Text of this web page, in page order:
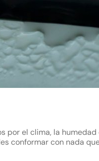
el clima, la
conformar con nada